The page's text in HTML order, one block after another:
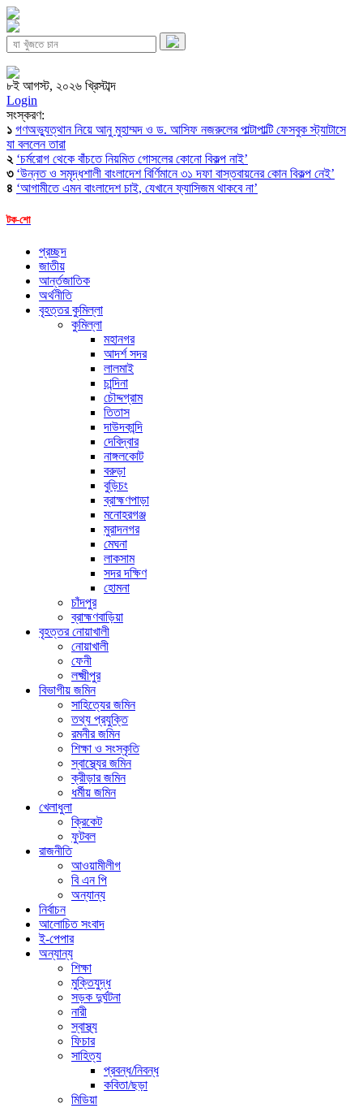
৮ই আগস্ট, ২০২৬ খ্রিস্টাব্দ
Login
সংস্করণ:
১ গণঅভ্যুত্থান নিয়ে আনু মুহাম্মদ ও ড. আসিফ নজরুলের পাল্টাপাল্টি ফেসবুক স্ট্যাটাসে
যা বললেন তারা
২ ‘চর্মরোগ থেকে বাঁচতে নিয়মিত গোসলের কোনো বিকল্প নাই’
৩ ‘উন্নত ও সমৃদ্ধশালী বাংলাদেশ বির্ণিমানে ৩১ দফা বাস্তবায়নের কোন বিকল্প নেই’
৪ ‘আগামীতে এমন বাংলাদেশ চাই, যেখানে ফ্যাসিজম থাকবে না’
টক-শো
প্রচ্ছদ
জাতীয়
আর্ন্তজাতিক
অর্থনীতি
বৃহত্তর কুমিল্লা
কুমিল্লা
মহানগর
আদর্শ সদর
লালমাই
চান্দিনা
চৌদ্দগ্রাম
তিতাস
দাউদকান্দি
দেবিদ্বার
নাঙ্গলকোট
বরুড়া
বুড়িচং
ব্রাহ্মণপাড়া
মনোহরগঞ্জ
মুরাদনগর
মেঘনা
লাকসাম
সদর দক্ষিণ
হোমনা
চাঁদপুর
ব্রাহ্মণবাড়িয়া
বৃহত্তর নোয়াখালী
নোয়াখালী
ফেনী
লক্ষ্মীপুর
বিভাগীয় জমিন
সাহিত্যের জমিন
তথ্য প্রযুক্তি
রমনীর জমিন
শিক্ষা ও সংস্কৃতি
স্বাস্থ্যের জমিন
ক্রীড়ার জমিন
ধর্মীয় জমিন
খেলাধুলা
ক্রিকেট
ফুটবল
রাজনীতি
আওয়ামীলীগ
বি এন পি
অন্যান্য
নির্বাচন
আলোচিত সংবাদ
ই-পেপার
অন্যান্য
শিক্ষা
মুক্তিযুদ্ধ
সড়ক দুর্ঘটনা
নারী
স্বাস্থ্য
ফিচার
সাহিত্য
প্রবন্ধ/নিবন্ধ
কবিতা/ছড়া
মিডিয়া